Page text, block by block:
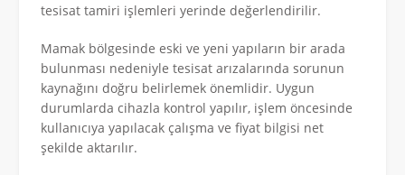
tesisat tamiri işlemleri yerinde değerlendirilir.
Mamak bölgesinde eski ve yeni yapıların bir arada
bulunması nedeniyle tesisat arızalarında sorunun
kaynağını doğru belirlemek önemlidir. Uygun
durumlarda cihazla kontrol yapılır, işlem öncesinde
kullanıcıya yapılacak çalışma ve fiyat bilgisi net
şekilde aktarılır.